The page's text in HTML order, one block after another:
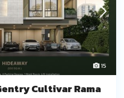
15
Cultivar Rama